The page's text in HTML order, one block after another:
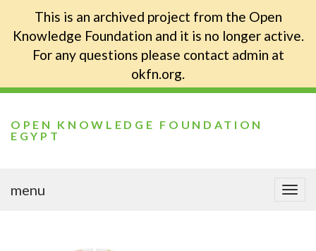
This is an archived project from the Open
Knowledge Foundation and it is no longer active.
For any questions please contact admin at
okfn.org.
OPEN KNOWLEDGE FOUNDATION
EGYPT
menu